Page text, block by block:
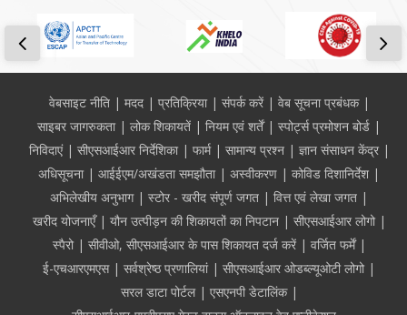
Footerवेबसाइट नीति मदद प्रतिक्रिया संपर्क करें
वेब सूचना प्रबंधक
साइबर जागरुकता
लोक शिकायतें नियम एवं शर्तें
स्पोर्ट्स प्रमोशन बोर्ड
निविदाएं
सीएसआईआर निर्देशिका फार्म सामान्य प्रश्न
ज्ञान संसाधन केंद्र
अधिसूचना
आईईएम/अखंडता समझौता अस्वीकरण
कोविड दिशानिर्देश
अभिलेखीय अनुभाग
स्टोर - खरीद संपूर्ण जगत
वित्त एवं लेखा जगत
खरीद योजनाएँ
यौन उत्पीड़न की शिकायतों का निपटान
सीएसआईआर लोगो
स्पैरो
सीवीओ, सीएसआईआर के पास शिकायत दर्ज करें
वर्जित फर्में
ई-एचआरएमएस
सर्वश्रेष्ठ प्रणालियां
सीएसआईआर ओडब्ल्यूओटी लोगो
सरल डाटा पोर्टल
एसएनपी डेटालिंक